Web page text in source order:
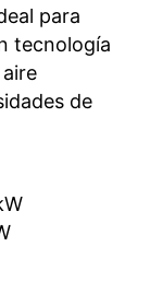
para
tecnología
de